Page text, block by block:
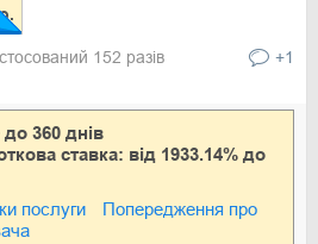
152 разів +1
360 днів
ставка: від 1933.14% до
послуги
Попередження про